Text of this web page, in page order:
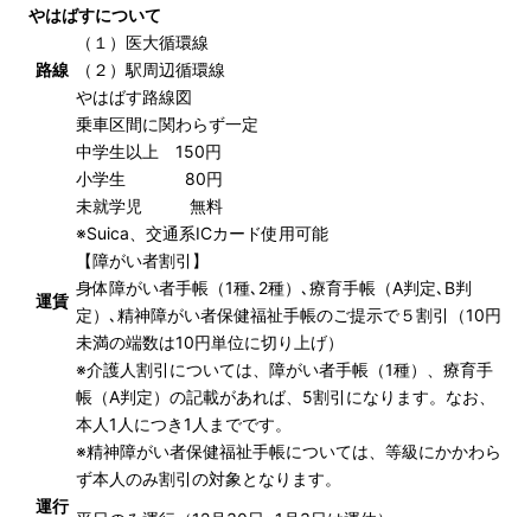
やはばすについて
路線
（１）医大循環線
（２）駅周辺循環線
やはばす路線図
運賃
乗車区間に関わらず一定
中学生以上 150円
小学生 80円
未就学児 無料
※Suica、交通系ICカード使用可能
【障がい者割引】
身体障がい者手帳（1種､2種）､療育手帳（A判定､B判
定）､精神障がい者保健福祉手帳のご提示で５割引（10円
未満の端数は10円単位に切り上げ）
※介護人割引については、障がい者手帳（1種）、療育手
帳（A判定）の記載があれば、5割引になります。なお、
本人1人につき1人までです。
※精神障がい者保健福祉手帳については、等級にかかわら
ず本人のみ割引の対象となります。
運行